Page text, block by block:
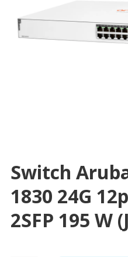
Switch
1830 24G
2SFP 195 W